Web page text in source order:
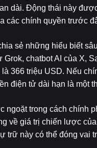
dài. Động thái này
các chính quyền trước
sẻ những hiểu biết
chatbot AI của X,
366 triệu USD. Nếu
điện tử dài hạn là một
trong cách chính
về giá trị chiến lược
trữ này có thể đóng